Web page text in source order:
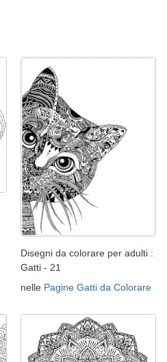
Disegni da colorare per adulti :
Gatti - 21
nelle Pagine Gatti da Colorare